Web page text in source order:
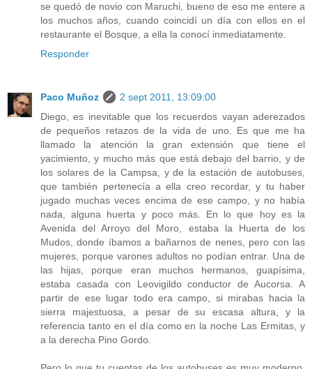
se quedó de novio con Maruchi, bueno de eso me entere a
los muchos años, cuando coincidí un día con ellos en el
restaurante el Bosque, a ella la conocí inmediatamente.
Responder
Paco Muñoz
2 sept 2011, 13:09:00
Diego, es inevitable que los recuerdos vayan aderezados
de pequeños retazos de la vida de uno. Es que me ha
llamado la atención la gran extensión que tiene el
yacimiento, y mucho más que está debajo del barrio, y de
los solares de la Campsa, y de la estación de autobuses,
que también pertenecía a ella creo recordar, y tu haber
jugado muchas veces encima de ese campo, y no había
nada, alguna huerta y poco más. En lo que hoy es la
Avenida del Arroyo del Moro, estaba la Huerta de los
Mudos, donde íbamos a bañarnos de nenes, pero con las
mujeres, porque varones adultos no podían entrar. Una de
las hijas, porque eran muchos hermanos, guapísima,
estaba casada con Leovigildo conductor de Aucorsa. A
partir de ese lugar todo era campo, si mirabas hacia la
sierra majestuosa, a pesar de su escasa altura, y la
referencia tanto en el día como en la noche Las Ermitas, y
a la derecha Pino Gordo.